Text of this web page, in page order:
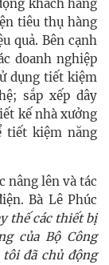
khách hàng
tiêu thụ hàng
quả. Bên cạnh
doanh nghiệp
dụng tiết kiệm
sắp xếp dây
kế nhà xưởng
tiết kiệm năng
nâng lên và tác
Bà Lê Phúc
thế các thiết bị
của Bộ Công
đã chủ động